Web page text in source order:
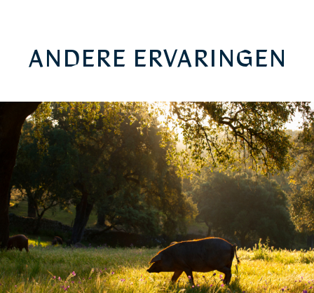
ANDERE ERVARINGEN